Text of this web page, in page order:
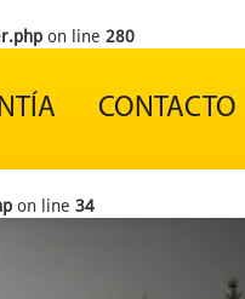
on line 280
CONTACTO
on line 34